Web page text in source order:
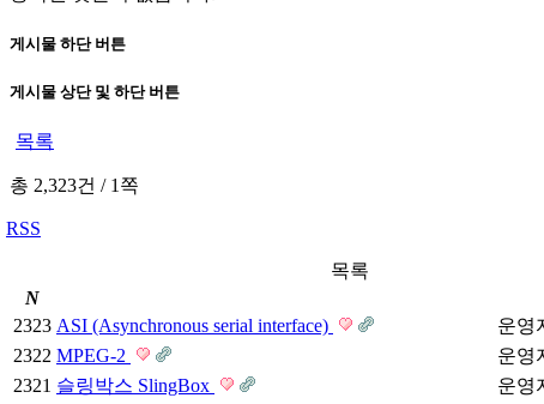
게시물 하단 버튼
게시물 상단 및 하단 버튼
목록
총 2,323건 /1쪽
RSS
목록
N
2323 ASI (Asynchronous serial interface) 운영
2322 MPEG-2 운영
2321 슬링박스 SlingBox 운영